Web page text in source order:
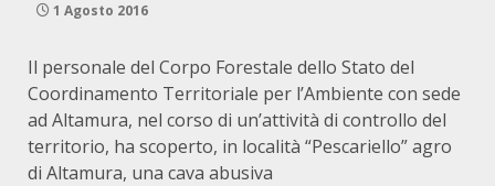
1 Agosto 2016
Il personale del Corpo Forestale dello Stato del
Coordinamento Territoriale per l’Ambiente con sede
ad Altamura, nel corso di un’attività di controllo del
territorio, ha scoperto, in località “Pescariello” agro
di Altamura, una cava abusiva